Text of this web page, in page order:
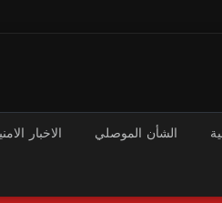
الشأن الموصلي الاخبار